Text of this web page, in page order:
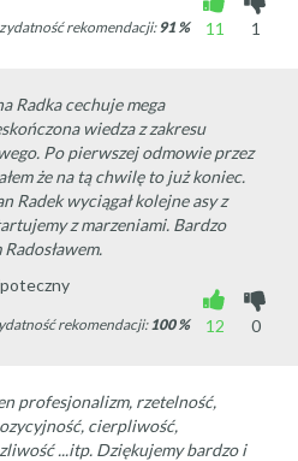
11
1
rekomendacji:91 %
Radka cechuje mega
wiedza z zakresu
Po pierwszej odmowie przez
że na tą chwilę to już koniec.
Radek wyciągał kolejne asy z
z marzeniami. Bardzo
12
0
rekomendacji: 100 %
profesjonalizm, rzetelność,
cierpliwość,
...itp. Dziękujemy bardzo i